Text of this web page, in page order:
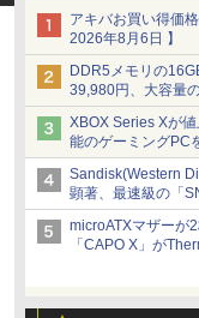
アキバお買い得価
2026年8月6日 】
DDR5メモリの
39,980円、大容量
[8月前半のメモリ
XBOX Series Xが
能のゲーミングPC
【石田賀津男の『
Sandisk(Western
顕著、最速級の「
割れ [8月前半の
microATXマザーが
「CAPO X」が